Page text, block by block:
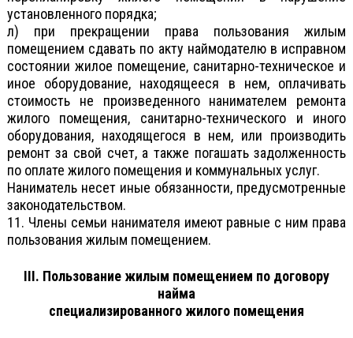
установленного порядка;
л) при прекращении права пользования жилым
помещением сдавать по акту наймодателю в исправном
состоянии жилое помещение, санитарно-техническое и
иное оборудование, находящееся в нем, оплачивать
стоимость не произведенного нанимателем ремонта
жилого помещения, санитарно-технического и иного
оборудования, находящегося в нем, или производить
ремонт за свой счет, а также погашать задолженность
по оплате жилого помещения и коммунальных услуг.
Наниматель несет иные обязанности, предусмотренные
законодательством.
11. Члены семьи нанимателя имеют равные с ним права
пользования жилым помещением.
III. Пользование жилым помещением по договору
найма
специализированного жилого помещения